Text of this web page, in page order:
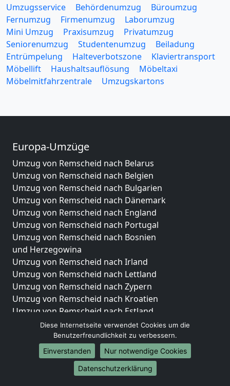
Umzugsservice Behördenumzug
Büroumzug
Fernumzug
Firmenumzug
Laborumzug
Mini Umzug
Praxisumzug
Privatumzug
Seniorenumzug
Studentenumzug
Beiladung
Entrümpelung
Halteverbotszone
Klaviertransport
Möbellift
Haushaltsauflösung
Möbeltaxi
Möbelmitfahrzentrale
Umzugskartons
Europa-Umzüge
Umzug von Remscheid nach Belarus
Umzug von Remscheid nach Belgien
Umzug von Remscheid nach Bulgarien
Umzug von Remscheid nach Dänemark
Umzug von Remscheid nach England
Umzug von Remscheid nach Portugal
Umzug von Remscheid nach Bosnien
und Herzegowina
Umzug von Remscheid nach Irland
Umzug von Remscheid nach Lettland
Umzug von Remscheid nach Zypern
Umzug von Remscheid nach Kroatien
Umzug von Remscheid nach Estland
Umzug von Remscheid nach Finnland
Umzug von Remscheid nach Frankreich
Umzug von Remscheid nach Griechenland
Umzug von Remscheid nach Italien
Umzug von Remscheid nach Liechtenstein
Diese Internetseite verwendet Cookies um die
Benutzerfreundlichkeit zu verbessern.
Einverstanden
Nur notwendige Cookies
Datenschutzerklärung